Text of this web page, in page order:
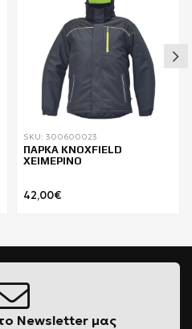
SKU: 300600023
ΠΑΡΚΑ KNOXFIELD
ΧΕΙΜΕΡΙΝΟ
42,00€
Newsletter μας